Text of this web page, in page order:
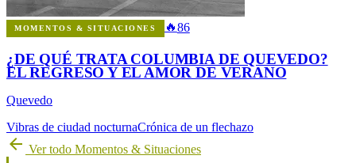
MOMENTOS & SITUACIONES 🔥86
¿DE QUÉ TRATA COLUMBIA DE QUEVEDO?
EL REGRESO Y EL AMOR DE VERANO
Quevedo
Vibras de ciudad nocturnaCrónica de un flechazo
arrow_back Ver todo Momentos & Situaciones